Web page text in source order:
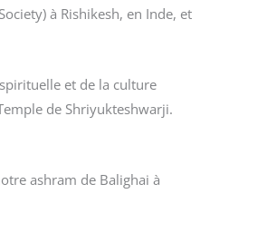
à Rishikesh, en Inde, et
et de la culture
de Shriyukteshwarji.
ashram de Balighai à